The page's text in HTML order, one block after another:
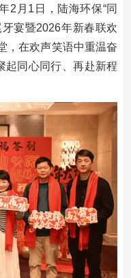
2月1日，陆海环保“同
宴暨2026年新春联欢
，在欢声笑语中重温奋
起同心同行、再赴新程